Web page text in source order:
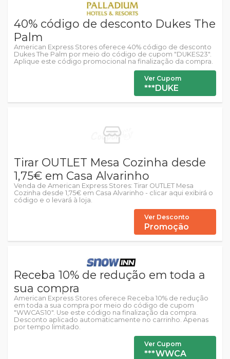
40% código de desconto Dukes The
Palm
American Express Stores oferece 40% código de desconto
Dukes The Palm por meio do código de cupom "DUKES23".
Aplique este código promocional na finalização da compra.
Ver Cupom
***DUKE
Tirar OUTLET Mesa Cozinha desde
1,75€ em Casa Alvarinho
Venda de American Express Stores: Tirar OUTLET Mesa
Cozinha desde 1,75€ em Casa Alvarinho - clicar aqui exibirá o
código e o levará à loja.
Ver Desconto
Promoção
Receba 10% de redução em toda a
sua compra
American Express Stores oferece Receba 10% de redução
em toda a sua compra por meio do código de cupom
"WWCAS10". Use este código na finalização da compra.
Desconto aplicado automaticamente no carrinho. Apenas
por tempo limitado.
Ver Cupom
***WWCA